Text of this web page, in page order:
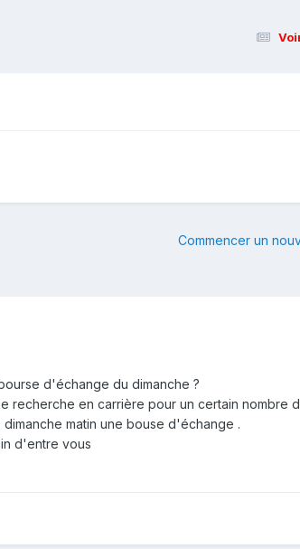
Commencer un
d'échange du dimanche ?
recherche en carrière pour un certain nombre
matin une bouse d'échange .
d'entre vous